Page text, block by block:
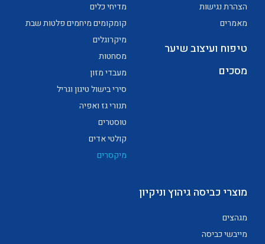
הצהרת נגישות
מאמרים
טיפוח ועיצוב שיער
מסכים
מדיחי כלים
קומקומים מיחמים פלטות שבת
מיקרוגלים
מסחטות
מעבדי מזון
סירי בישול טיגון וגריל
תנורי גז ואפיה
טוסטרים
קולטי אדים
מיקסרים
מוצרי כביסה גיהוץ וניקיון
מגהצים
מייבשי כביסה